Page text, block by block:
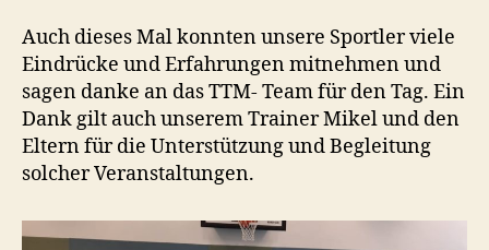
Auch dieses Mal konnten unsere Sportler viele
Eindrücke und Erfahrungen mitnehmen und
sagen danke an das TTM- Team für den Tag. Ein
Dank gilt auch unserem Trainer Mikel und den
Eltern für die Unterstützung und Begleitung
solcher Veranstaltungen.